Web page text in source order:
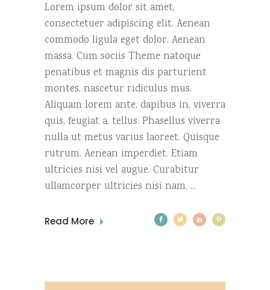
Lorem ipsum dolor sit amet,
consectetuer adipiscing elit. Aenean
commodo ligula eget dolor. Aenean
massa. Cum sociis Theme natoque
penatibus et magnis dis parturient
montes, nascetur ridiculus mus.
Aliquam lorem ante, dapibus in, viverra
quis, feugiat a, tellus. Phasellus viverra
nulla ut metus varius laoreet. Quisque
rutrum. Aenean imperdiet. Etiam
ultricies nisi vel augue. Curabitur
ullamcorper ultricies nisi nam.
Read More